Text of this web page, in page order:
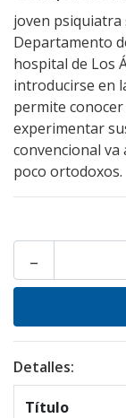
joven psiquiatra
Departamento
hospital de Los
introducirse en
permite
experimentar
convencional
poco ortodoxos.
-
Detalles:
Título